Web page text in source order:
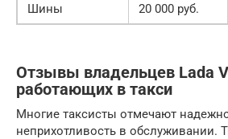
Шины
20 000 руб.
Отзывы владельцев Lada
работающих в такси
Многие таксисты отмечают
неприхотливость в обслуживании.